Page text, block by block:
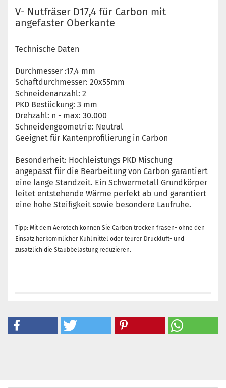
V- Nutfräser D17,4 für Carbon mit
angefaster Oberkante
Technische Daten
Durchmesser :17,4 mm
Schaftdurchmesser: 20x55mm
Schneidenanzahl: 2
PKD Bestückung: 3 mm
Drehzahl: n - max: 30.000
Schneidengeometrie: Neutral
Geeignet für Kantenprofilierung in Carbon
Besonderheit: Hochleistungs PKD Mischung
angepasst für die Bearbeitung von Carbon garantiert
eine lange Standzeit. Ein Schwermetall Grundkörper
leitet entstehende Wärme perfekt ab und garantiert
eine hohe Steifigkeit sowie besondere Laufruhe.
Tipp: Mit dem Aerotech können Sie Carbon trocken fräsen- ohne den
Einsatz herkömmlicher Kühlmittel oder teurer Druckluft- und
zusätzlich die Staubbelastung reduzieren.